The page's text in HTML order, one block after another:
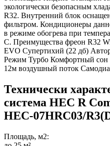
экологически безопасным
R32. Внутренний блок
фильтром. Кондиционеры
в режиме обогрева при
C. Преимущества фреон R32
EVO Супертихий (22 дб)
Режим Турбо Комфортный
12м воздушный поток
Технически
система HEC R
HEC-07HRC03/
Площадь, м2: